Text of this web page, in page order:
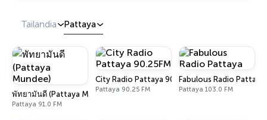
Tailandia Pattaya
พัทยามันดี (Pattaya Mundee)
Pattaya 91.0 FM
City Radio Pattaya 90.25FM
Pattaya 90.25 FM
Fabulous Radio Pattaya
Pattaya 103.0 FM